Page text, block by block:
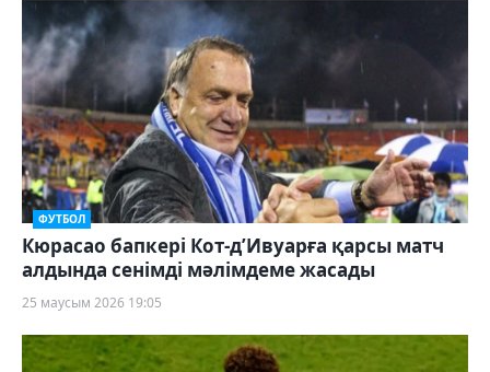
ФУТБОЛ
Кюрасао бапкері Кот-д’Ивуарға қарсы матч
алдында сенімді мәлімдеме жасады
25 маусым 2026 19:05